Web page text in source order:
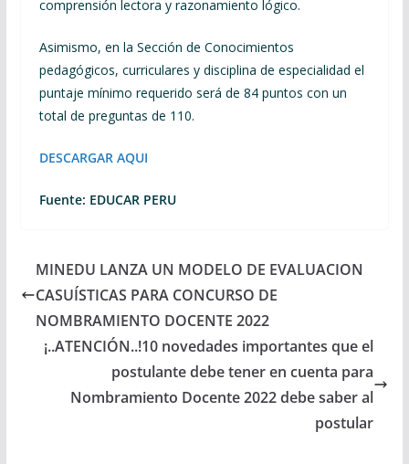
comprensión lectora y razonamiento lógico.
Asimismo, en la Sección de Conocimientos
pedagógicos, curriculares y disciplina de especialidad el
puntaje mínimo requerido será de 84 puntos con un
total de preguntas de 110.
DESCARGAR AQUI
Fuente: EDUCAR PERU
MINEDU LANZA UN MODELO DE EVALUACION
CASUÍSTICAS PARA CONCURSO DE
NOMBRAMIENTO DOCENTE 2022
¡..ATENCIÓN..!10 novedades importantes que el
postulante debe tener en cuenta para
Nombramiento Docente 2022 debe saber al
postular